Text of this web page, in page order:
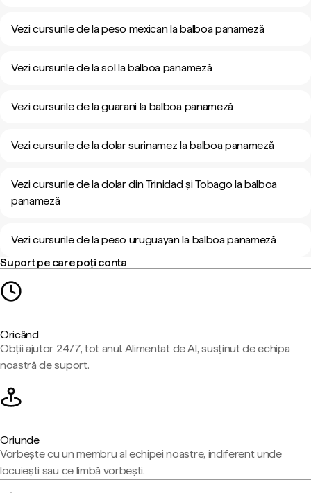
Vezi cursurile de la peso mexican la balboa panameză
Vezi cursurile de la sol la balboa panameză
Vezi cursurile de la guarani la balboa panameză
Vezi cursurile de la dolar surinamez la balboa panameză
Vezi cursurile de la dolar din Trinidad și Tobago la balboa
panameză
Vezi cursurile de la peso uruguayan la balboa panameză
Suport pe care poți conta
Oricând
Obții ajutor 24/7, tot anul. Alimentat de AI, susținut de echipa
noastră de suport.
Oriunde
Vorbește cu un membru al echipei noastre, indiferent unde
locuiești sau ce limbă vorbești.